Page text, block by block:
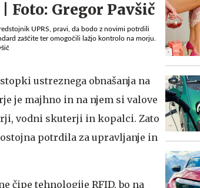
UPRS, pravi, da bodo z novimi potrdili
zaščite ter omogočili lažjo kontrolo na morju.
ustreznega obnašanja na
je majhno in na njem si valove
vodni skuterji in kopalci. Zato
potrdila za upravljanje in
čipe tehnologije RFID, bo na